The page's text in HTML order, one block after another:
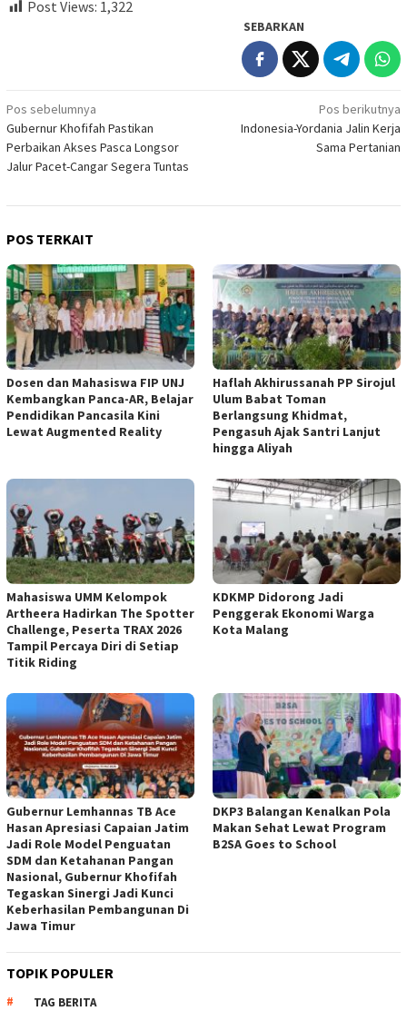
Post Views: 1,322
SEBARKAN
Navigasi
pos
Pos sebelumnya
Gubernur Khofifah Pastikan
Perbaikan Akses Pasca Longsor
Jalur Pacet-Cangar Segera Tuntas
Pos berikutnya
Indonesia-Yordania Jalin Kerja
Sama Pertanian
POS TERKAIT
Dosen dan Mahasiswa FIP UNJ
Kembangkan Panca-AR, Belajar
Pendidikan Pancasila Kini
Lewat Augmented Reality
Haflah Akhirussanah PP Sirojul
Ulum Babat Toman
Berlangsung Khidmat,
Pengasuh Ajak Santri Lanjut
hingga Aliyah
Mahasiswa UMM Kelompok
Artheera Hadirkan The Spotter
Challenge, Peserta TRAX 2026
Tampil Percaya Diri di Setiap
Titik Riding
KDKMP Didorong Jadi
Penggerak Ekonomi Warga
Kota Malang
Gubernur Lemhannas TB Ace
Hasan Apresiasi Capaian Jatim
Jadi Role Model Penguatan
SDM dan Ketahanan Pangan
Nasional, Gubernur Khofifah
Tegaskan Sinergi Jadi Kunci
Keberhasilan Pembangunan Di
Jawa Timur
DKP3 Balangan Kenalkan Pola
Makan Sehat Lewat Program
B2SA Goes to School
TOPIK POPULER
TAG BERITA